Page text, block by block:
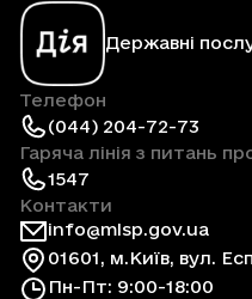
Державні
Телефон
(044) 204-72-73
Гаряча лінія з питань
1547
Контакти
info@mlsp.gov.ua
01601, м.Київ, вул.
Пн-Пт: 9:00-18:00